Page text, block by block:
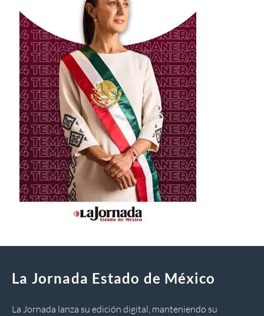
La Jornada Estado de México
La Jornada lanza su edición digital, manteniendo su